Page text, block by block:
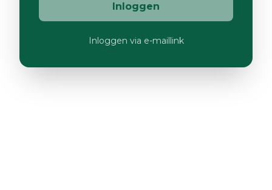
Inloggen
Inloggen via e-maillink